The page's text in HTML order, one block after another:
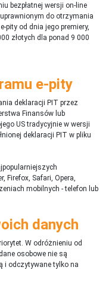
bezpłatnej wersji on-line
do otrzymania
pity od dnia jego premiery,
złotych dla ponad 9 000
e-pity
deklaracji PIT przez
Finansów lub
US tradycyjnie w wersji
deklaracji PIT w pliku
Firefox, Safari, Opera,
mobilnych - telefon lub
danych
W odróżnieniu od
osobowe nie są
i odczytywane tylko na